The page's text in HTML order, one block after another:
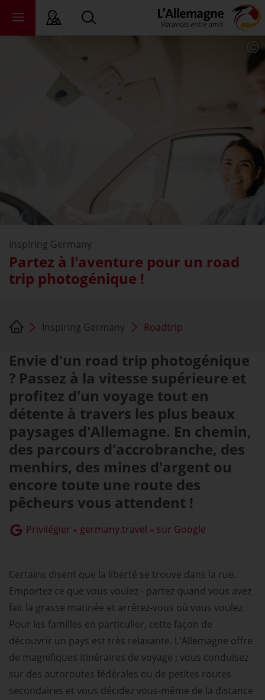
Inspiring Germany
Partez à l'aventure pour un road
trip photogénique !
Inspiring Germany Roadtrip
Envie d'un road trip photogénique
? Passez à la vitesse supérieure et
profitez d'un voyage tout en
détente à travers les plus beaux
paysages d'Allemagne. En chemin,
des parcours d'accrobranche, des
menhirs, des mines d'argent ou
encore toute une route des
pêcheurs vous attendent !
Privilégier « germany.travel » sur Google
Certains disent que la liberté se trouve dans la rue.
Emportez ce que vous voulez - partez quand vous avez
fait la grasse matinée et arrêtez-vous où vous voulez.
Pour les familles en particulier, cette façon de
découvrir un pays est très relaxante. L'Allemagne offre
de magnifiques itinéraires de voyage : vous conduisez
sur des autoroutes fédérales ou de petites routes
secondaires et vous décidez vous-même de la distance